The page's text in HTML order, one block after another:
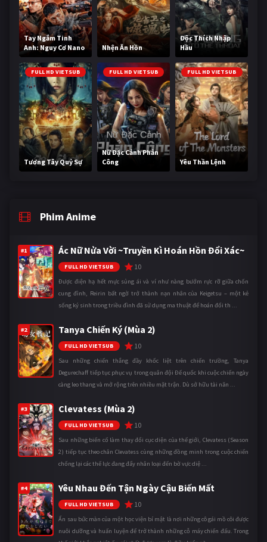
Tay Ngắm Tinh
Anh: Nguy Cơ Nano
Nhện Ăn Hồn
Độc Thích Nhập
Hầu
FULL HD VIETSUB
Tương Tây Quỷ Sự
FULL HD VIETSUB
Nữ Đặc Cảnh Phản
Công
FULL HD VIETSUB
Yêu Thần Lệnh
Phim Anime
#1 Ác Nữ Nửa Vời ~Truyền Kì Hoán Hồn Đổi Xác~
FULL HD VIETSUB 10
Được điện hạ hết mực sủng ái và ví như nàng bướm rực rỡ giữa chốn
cung đình, Reirin bất ngờ trở thành nạn nhân của Keigetsu – một kẻ
sống ký sinh trong triều đình đã sử dụng ma thuật để hoán đổi th ...
#2 Tanya Chiến Ký (Mùa 2)
FULL HD VIETSUB 10
Sau những chiến thắng đầy khốc liệt trên chiến trường, Tanya
Degurechaff tiếp tục phục vụ trong quân đội Đế quốc khi cuộc chiến ngày
càng leo thang và mở rộng trên nhiều mặt trận. Dù sở hữu tài năn ...
#3 Clevatess (Mùa 2)
FULL HD VIETSUB 10
Sau những biến cố làm thay đổi cục diện của thế giới, Clevatess (Season
2) tiếp tục theo chân Clevatess cùng những đồng minh trong cuộc chiến
chống lại các thế lực đang đẩy nhân loại đến bờ vực diệ ...
#4 Yêu Nhau Đến Tận Ngày Cậu Biến Mất
FULL HD VIETSUB 10
Ẩn sau bức màn của một học viện bí mật là nơi những cô gái mồ côi được
nuôi dưỡng và huấn luyện để trở thành những cỗ máy chiến đấu. Trong